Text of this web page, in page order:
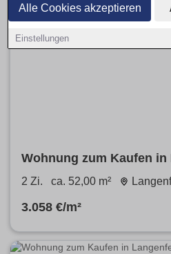
Alle Cookies akzeptieren
Einstellungen
Wohnung zum Kaufen in
(Rheinland) 159.000 € 52
2 Zi. ca. 52,00 m²
3.058 €/m²